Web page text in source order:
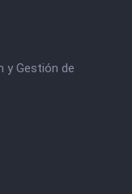
y Gestión de